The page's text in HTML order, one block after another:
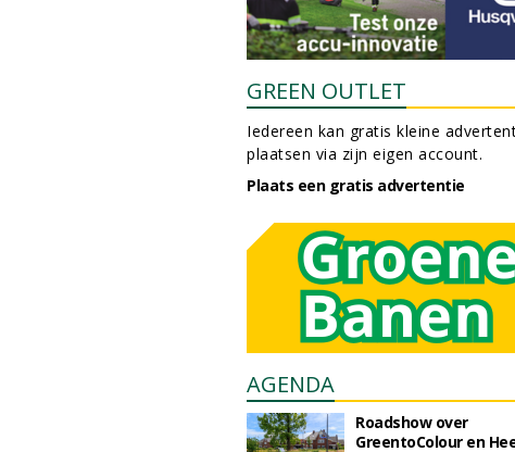
GREEN OUTLET
Iedereen kan gratis kleine
plaatsen via zijn eigen account.
Plaats een gratis advertentie
AGENDA
Roadshow over
GreentoColour en